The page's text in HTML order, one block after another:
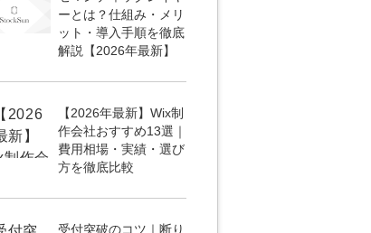
化の動画制作『動画でカリトルくん』
運用代行『LINEマキトルくん』
制作・改善『最強LP』
チャンネル構築『トリトル』
ディレクター
ーとは？仕組み・メリ
ット・導入手順を徹底
解説【2026年最新】
【2026年最新】Wix制
作会社おすすめ13選｜
費用相場・実績・選び
方を徹底比較
受付突破のコツ｜断り